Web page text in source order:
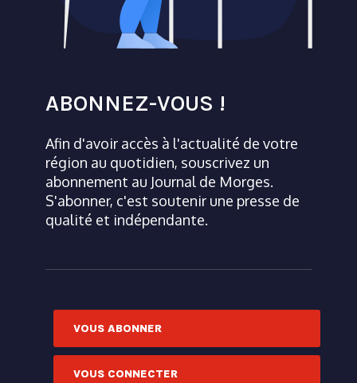
ABONNEZ-VOUS !
Afin d'avoir accès à l'actualité de votre
région au quotidien, souscrivez un
abonnement au Journal de Morges.
S'abonner, c'est soutenir une presse de
qualité et indépendante.
VOUS ABONNER
VOUS CONNECTER